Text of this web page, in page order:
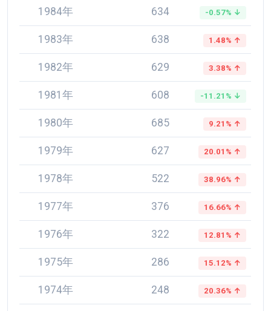
1984年 634 -0.57% ↓
1983年 638 1.48% ↑
1982年 629 3.38% ↑
1981年 608 -11.21% ↓
1980年 685 9.21% ↑
1979年 627 20.01% ↑
1978年 522 38.96% ↑
1977年 376 16.66% ↑
1976年 322 12.81% ↑
1975年 286 15.12% ↑
1974年 248 20.36% ↑